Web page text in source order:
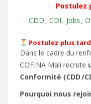
Postulez
CDD CDI Jobs
Postulez plus
Dans le cadre du
COFINA Mali recrute
Conformité (CDD /
Pourquoi nous